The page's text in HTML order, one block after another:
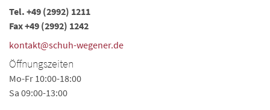
Tel. +49 (2992) 1211
Fax +49 (2992) 1242
kontakt@schuh-wegener.de
Öffnungszeiten
Mo-Fr 10:00-18:00
Sa 09:00-13:00